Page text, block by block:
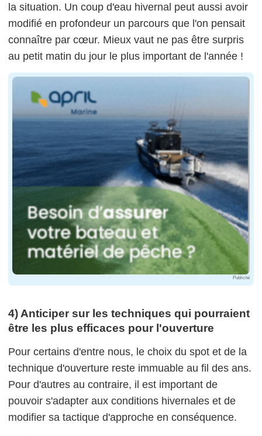
la situation. Un coup d'eau hivernal peut aussi avoir
modifié en profondeur un parcours que l'on pensait
connaître par cœur. Mieux vaut ne pas être surpris
au petit matin du jour le plus important de l'année !
Publicité
4) Anticiper sur les techniques qui pourraient
être les plus efficaces pour l'ouverture
Pour certains d'entre nous, le choix du spot et de la
technique d'ouverture reste immuable au fil des ans.
Pour d'autres au contraire, il est important de
pouvoir s'adapter aux conditions hivernales et de
modifier sa tactique d'approche en conséquence.